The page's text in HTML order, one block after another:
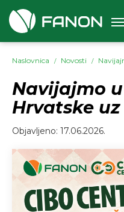
Naslovnica Novosti
Navijajmo
Hrvatske
Objavljeno: 17.06.2026.